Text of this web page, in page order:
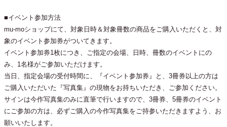
■イベント参加方法
mu-moショップにて、対象日時＆対象冊数の商品をご購入いただくと、対
象のイベント参加券がついてきます。
イベント参加券1枚につき、ご指定の会場、日時、冊数のイベントにの
み、1名様がご参加いただけます。
当日、指定会場の受付時間に、『イベント参加券』と、3冊券以上の方は
ご購入いただいた『写真集』の現物をお持ちいただき、ご参加ください。
サインは今作写真集のみに直筆で行いますので、3冊券、5冊券のイベント
にご参加の方は、必ずご購入の今作写真集をご持参いただきますよう、お
願いいたします。